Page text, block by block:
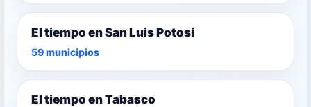
El tiempo en San Luis Potosí
59 municipios
El tiempo en Tabasco